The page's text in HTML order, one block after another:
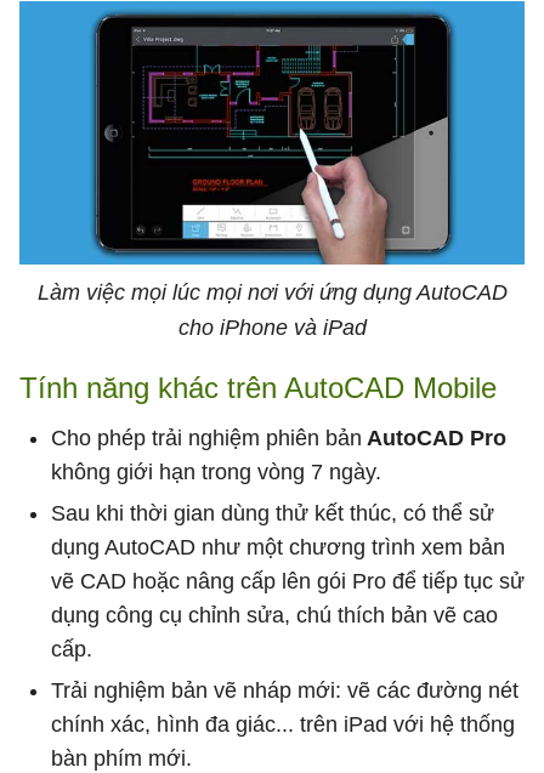
Làm việc mọi lúc mọi nơi với ứng dụng AutoCAD
cho iPhone và iPad
Tính năng khác trên AutoCAD Mobile
Cho phép trải nghiệm phiên bản AutoCAD Pro
không giới hạn trong vòng 7 ngày.
Sau khi thời gian dùng thử kết thúc, có thể sử
dụng AutoCAD như một chương trình xem bản
vẽ CAD hoặc nâng cấp lên gói Pro để tiếp tục sử
dụng công cụ chỉnh sửa, chú thích bản vẽ cao
cấp.
Trải nghiệm bản vẽ nháp mới: vẽ các đường nét
chính xác, hình đa giác... trên iPad với hệ thống
bàn phím mới.